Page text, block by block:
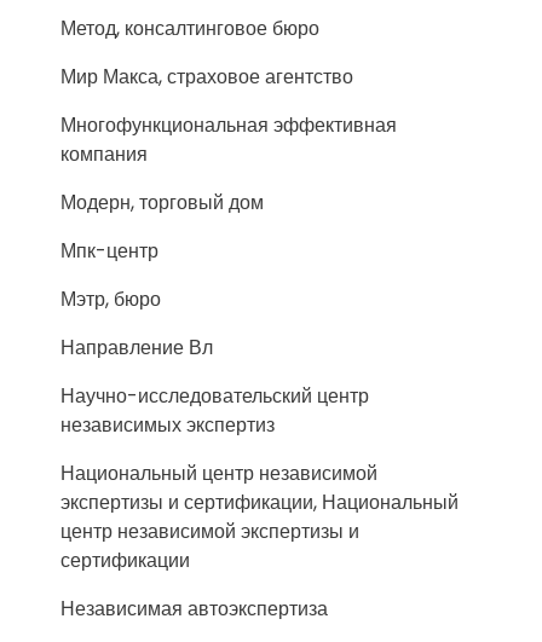
Метод, консалтинговое бюро
Мир Макса, страховое агентство
Многофункциональная эффективная
компания
Модерн, торговый дом
Мпк-центр
Мэтр, бюро
Направление Вл
Научно-исследовательский центр
независимых экспертиз
Национальный центр независимой
экспертизы и сертификации, Национальный
центр независимой экспертизы и
сертификации
Независимая автоэкспертиза